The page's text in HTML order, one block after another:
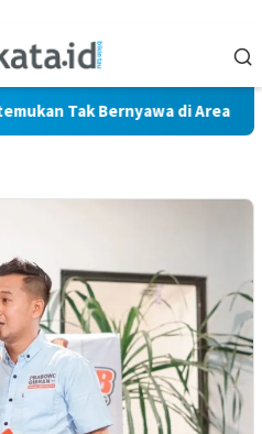
Tak Bernyawa di Area